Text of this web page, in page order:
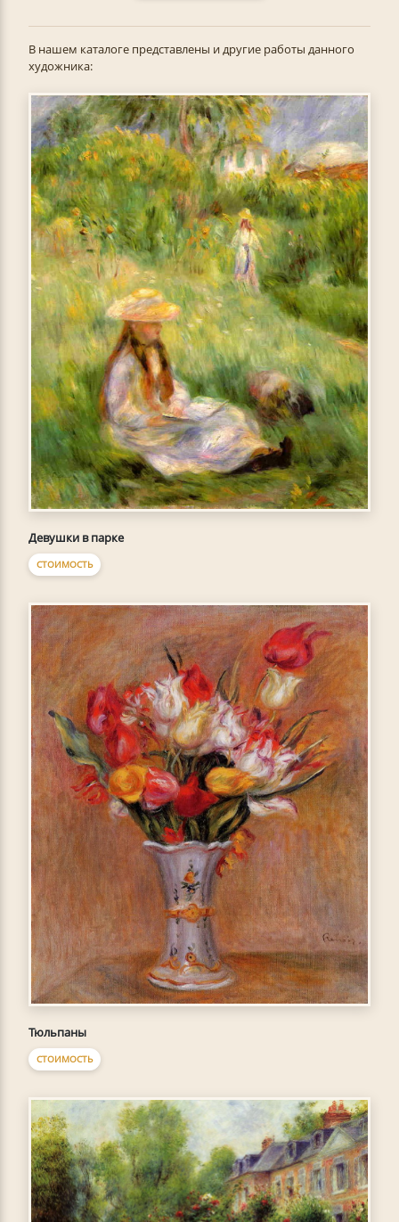
В нашем каталоге представлены и другие работы данного
художника:
Девушки в парке
СТОИМОСТЬ
Тюльпаны
СТОИМОСТЬ